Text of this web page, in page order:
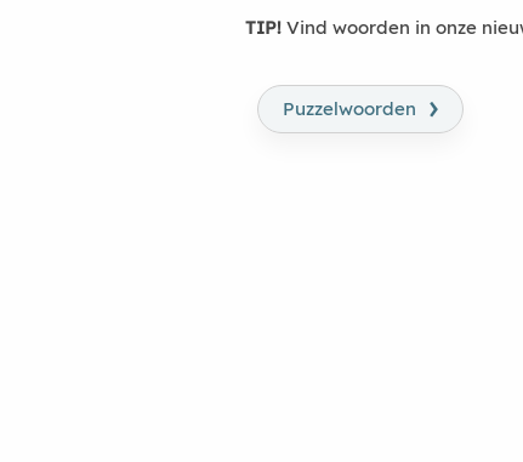
TIP! Vind woorden in onze
Puzzelwoorden ›